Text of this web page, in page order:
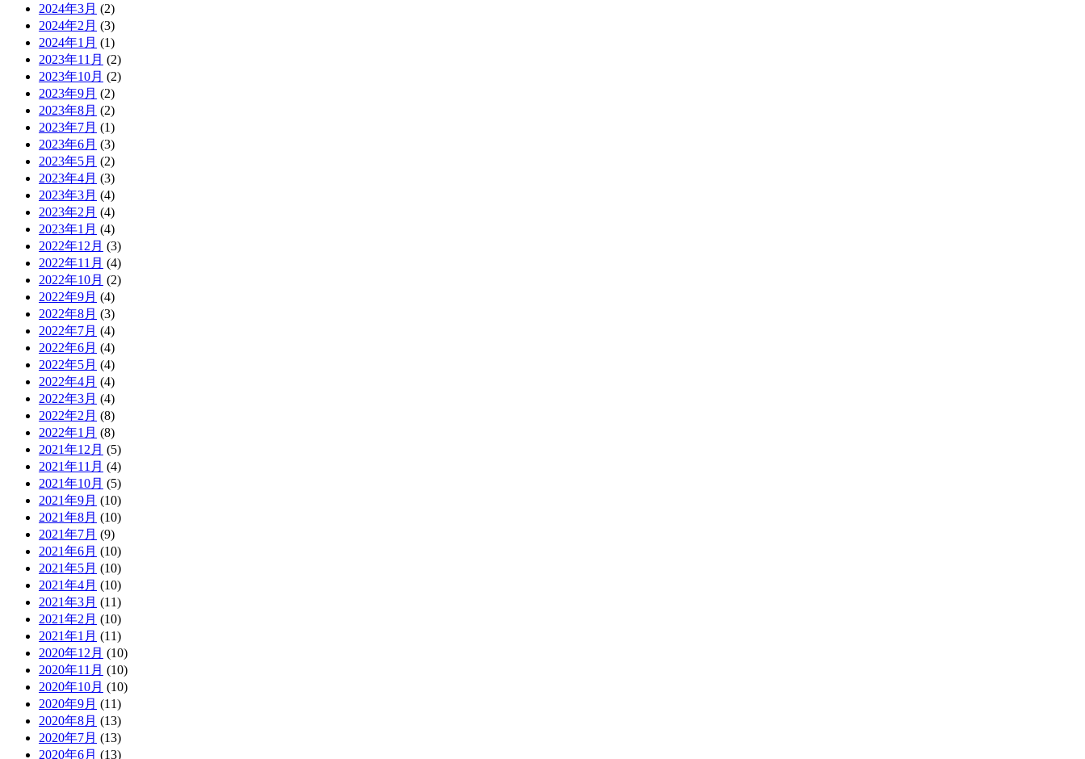
2024年3月 (2)
2024年2月 (3)
2024年1月 (1)
2023年11月 (2)
2023年10月 (2)
2023年9月 (2)
2023年8月 (2)
2023年7月 (1)
2023年6月 (3)
2023年5月 (2)
2023年4月 (3)
2023年3月 (4)
2023年2月 (4)
2023年1月 (4)
2022年12月 (3)
2022年11月 (4)
2022年10月 (2)
2022年9月 (4)
2022年8月 (3)
2022年7月 (4)
2022年6月 (4)
2022年5月 (4)
2022年4月 (4)
2022年3月 (4)
2022年2月 (8)
2022年1月 (8)
2021年12月 (5)
2021年11月 (4)
2021年10月 (5)
2021年9月 (10)
2021年8月 (10)
2021年7月 (9)
2021年6月 (10)
2021年5月 (10)
2021年4月 (10)
2021年3月 (11)
2021年2月 (10)
2021年1月 (11)
2020年12月 (10)
2020年11月 (10)
2020年10月 (10)
2020年9月 (11)
2020年8月 (13)
2020年7月 (13)
2020年6月 (13)